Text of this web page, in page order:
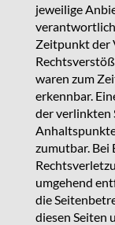
jeweilige
Zeitpunkt der
waren zum
erkennbar.
der verlinkten
zumutbar. Bei
umgehend
die
diesen Seiten